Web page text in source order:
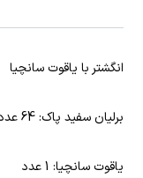
انگشتر با یاقوت سانچیا
برلیان سفید پاک: 64 عدد
یاقوت سانچیا: 1 عدد